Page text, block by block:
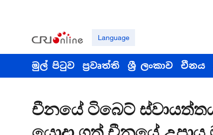
Language
මුල් පිටුව ප්‍රවෘත්ති ශ්‍රී ලංකාව චීනය
චීනයේ ටිබෙට්